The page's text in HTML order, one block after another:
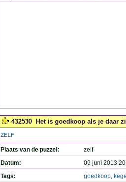
432530 Het is goedkoop als je daar
ZELF
Plaats van de puzzel:
zelf
Datum:
09 juni 2013
Tags:
goedkoop,